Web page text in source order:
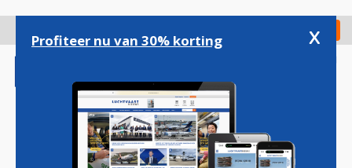
gaan
Check in
Profiteer nu van 30% korting x